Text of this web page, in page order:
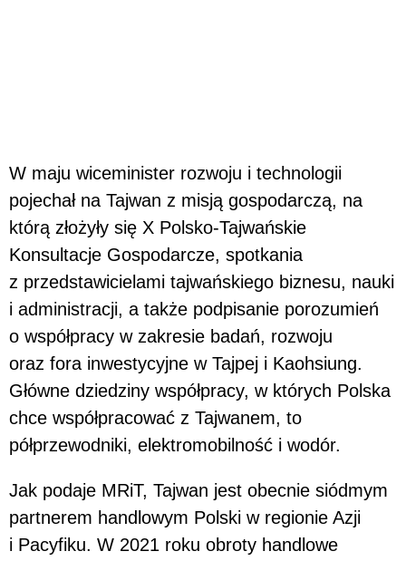
W maju wiceminister rozwoju i technologii
pojechał na Tajwan z misją gospodarczą, na
którą złożyły się X Polsko-Tajwańskie
Konsultacje Gospodarcze, spotkania
z przedstawicielami tajwańskiego biznesu, nauki
i administracji, a także podpisanie porozumień
o współpracy w zakresie badań, rozwoju
oraz fora inwestycyjne w Tajpej i Kaohsiung.
Główne dziedziny współpracy, w których Polska
chce współpracować z Tajwanem, to
półprzewodniki, elektromobilność i wodór.
Jak podaje MRiT, Tajwan jest obecnie siódmym
partnerem handlowym Polski w regionie Azji
i Pacyfiku. W 2021 roku obroty handlowe